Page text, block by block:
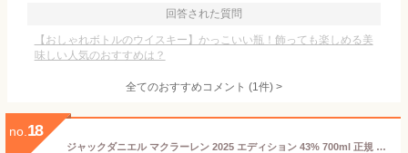
回答された質問
【おしゃれボトルのウイスキー】かっこいい瓶！飾っても楽しめる美
味しい人気のおすすめは？
全てのおすすめコメント (1件) >
no. 18
ジャックダニエル マクラーレン 2025 エディション 43% 700ml 正規 テネシーウイスキー バーボン ラベル